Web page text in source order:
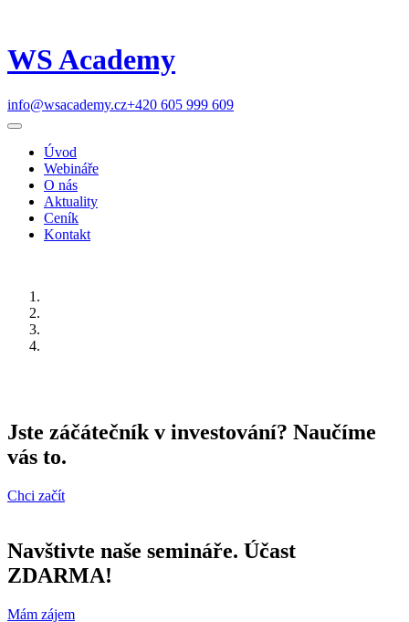
WS Academy
info@wsacademy.cz+420 605 999 609
Úvod
Webináře
O nás
Aktuality
Ceník
Kontakt
Jste záčátečník v investování? Naučíme
vás to.
Chci začít
Navštivte naše semináře. Účast
ZDARMA!
Mám zájem